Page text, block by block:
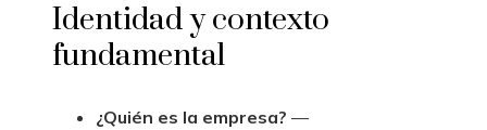
Identidad y contexto
fundamental
¿Quién es la empresa? —